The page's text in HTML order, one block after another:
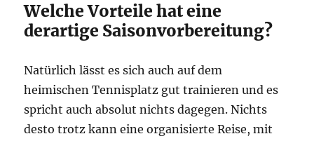
Welche Vorteile hat eine
derartige Saisonvorbereitung?
Natürlich lässt es sich auch auf dem
heimischen Tennisplatz gut trainieren und es
spricht auch absolut nichts dagegen. Nichts
desto trotz kann eine organisierte Reise, mit